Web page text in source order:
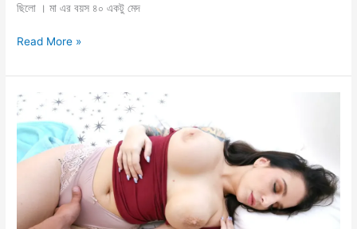
ছিলো । মা এর বয়স ৪০ একটু মেদ
তোমার
বাড়া
দেখে
গুদের
রস
এমনি
বেরিয়ে
Read More »